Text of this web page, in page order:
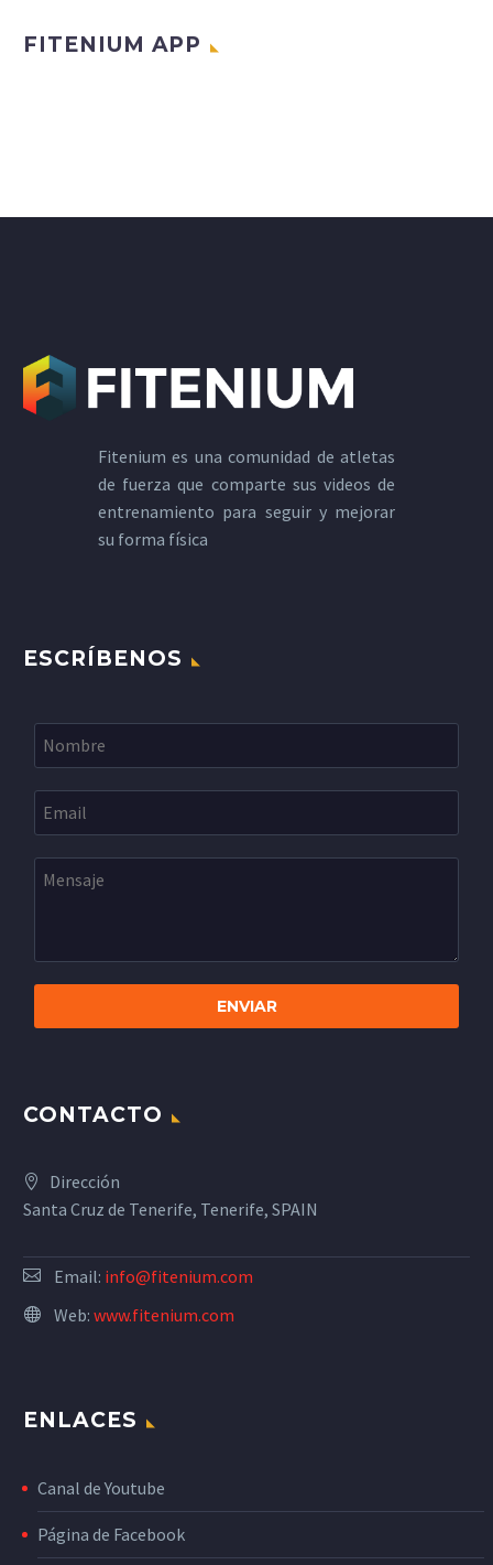
FITENIUM APP
Fitenium es una comunidad de atletas
de fuerza que comparte sus videos de
entrenamiento para seguir y mejorar
su forma física
ESCRÍBENOS
CONTACTO
Dirección
Santa Cruz de Tenerife, Tenerife, SPAIN
Email: info@fitenium.com
Web: www.fitenium.com
ENLACES
Canal de Youtube
Página de Facebook